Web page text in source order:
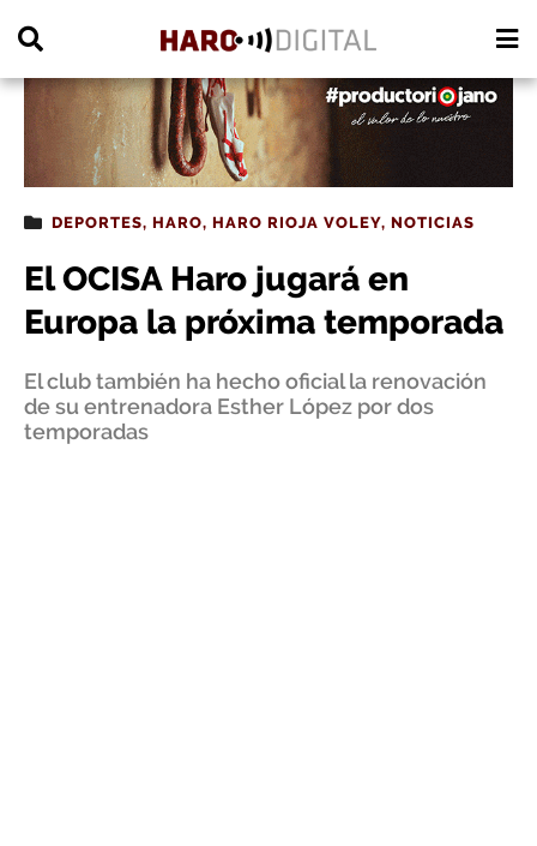
DEPORTES, HARO, HARO RIOJA VOLEY, NOTICIAS
El OCISA Haro jugará en
Europa la próxima temporada
El club también ha hecho oficial la renovación
de su entrenadora Esther López por dos
temporadas